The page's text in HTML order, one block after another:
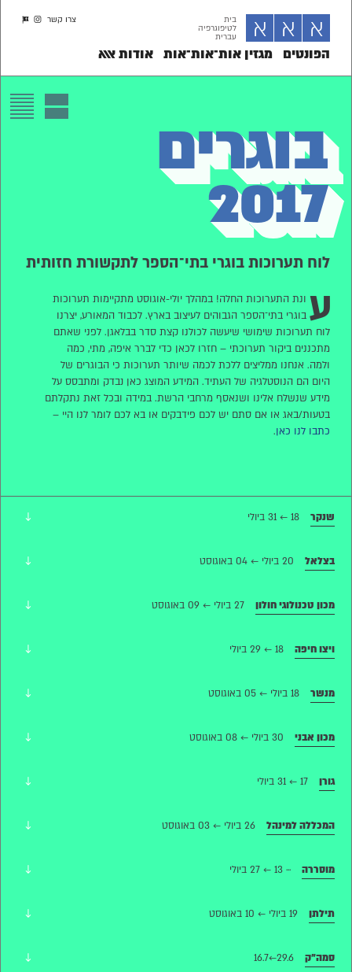
א א א בית
לטיפוגרפיה
עברית
צרו קשר Θ
Δ
הפונטים מגזין אות־אות־אות אודות אאא
בוגרים
2017
לוח תערוכות בוגרי בתי־הספר לתקשורת חזותית
ע ונת התערוכות החלה! במהלך יולי-אוגוסט מתקיימות תערוכות
בוגרי בתי־הספר הגבוהים לעיצוב בארץ. לכבוד המאורע, יצרנו
לוח תערוכות שימושי שיעשה לכולנו קצת סדר בבלאגן. לפני שאתם
מתכננים ביקור תערוכתי – חזרו לכאן כדי לברר איפה, מתי, כמה
ולמה. אנחנו ממליצים ללכת לכמה שיותר תערוכות כי הבוגרים של
היום הם הנוסטלגיה של העתיד. המידע המוצג כאן נבדק ומתבסס על
מידע שנשלח אלינו ושנאסף מרחבי הרשת. במידה ובכל זאת נתקלתם
בטעות/באג או אם סתם יש לכם פידבקים או בא לכם לומר לנו היי –
כתבו לנו כאן.
↓ שנקר
↓ בצלאל
↓ מכון טכנולוגי חולון
↓ ויצו חיפה
↓ מנשר
↓ מכון אבני
↓ גורן
↓ המכללה למינהל
↓ מוסררה ··· 13 ← 27 ביולי
↓ תילתן
↓ סמה״ק